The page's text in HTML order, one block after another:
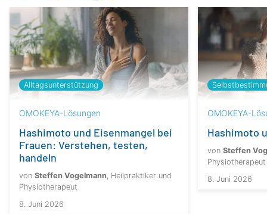
Alltagsunterstützung
OMOKEYA-Lösungen
Hashimoto und Eisenmangel bei
Frauen: Verstehen, testen,
handeln
von Steffen Vogelmann, Heilpraktiker und
Physiotherapeut
8. Juni 2026
OMOKEYA-
Hashimoto
von Steffen
Physiotherapeut
8. Juni 2026